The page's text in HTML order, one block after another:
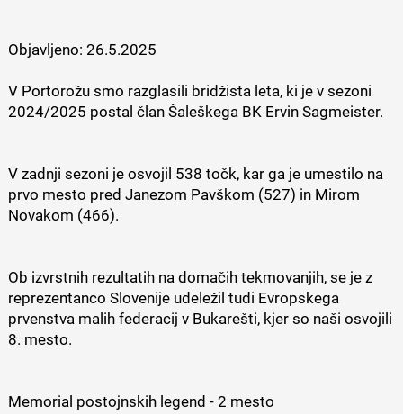
Objavljeno: 26.5.2025
V Portorožu smo razglasili bridžista leta, ki je v sezoni
2024/2025 postal član Šaleškega BK Ervin Sagmeister.
V zadnji sezoni je osvojil 538 točk, kar ga je umestilo na
prvo mesto pred Janezom Pavškom (527) in Mirom
Novakom (466).
Ob izvrstnih rezultatih na domačih tekmovanjih, se je z
reprezentanco Slovenije udeležil tudi Evropskega
prvenstva malih federacij v Bukarešti, kjer so naši osvojili
8. mesto.
Memorial postojnskih legend - 2 mesto